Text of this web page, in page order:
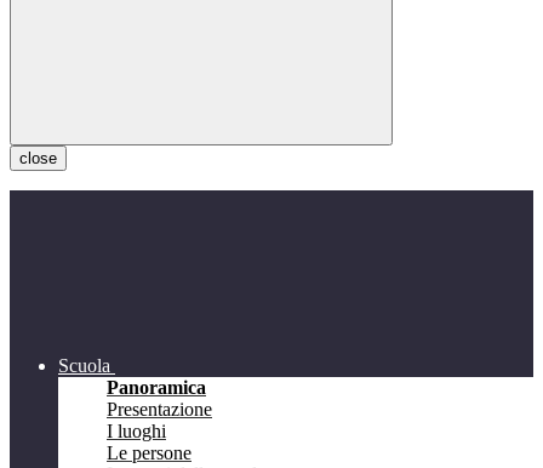
close
Scuola
Panoramica
Presentazione
I luoghi
Le persone